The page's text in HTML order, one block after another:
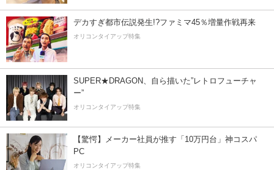
デカすぎ都市伝説発生!?ファミマ45％増量作戦再来
オリコンタイアップ特集
SUPER★DRAGON、自ら描いた”レトロフューチャ
ー”
オリコンタイアップ特集
【驚愕】メーカー社員が推す「10万円台」神コスパ
PC
オリコンタイアップ特集